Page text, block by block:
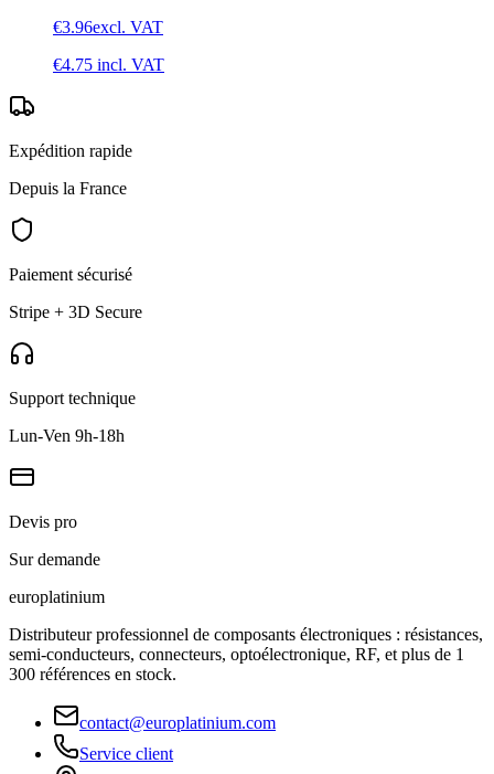
€3.96excl. VAT
€4.75 incl. VAT
Expédition rapide
Depuis la France
Paiement sécurisé
Stripe + 3D Secure
Support technique
Lun-Ven 9h-18h
Devis pro
Sur demande
europlatinium
Distributeur professionnel de composants électroniques : résistances,
semi-conducteurs, connecteurs, optoélectronique, RF, et plus de 1
300 références en stock.
contact@europlatinium.com
Service client